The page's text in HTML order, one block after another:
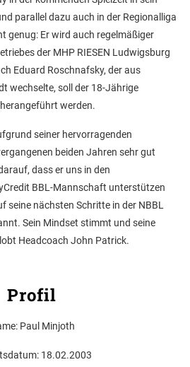
parallel dazu auch in der Regionalliga
genug: Er wird auch regelmäßiger
der MHP RIESEN Ludwigsburg
Eduard Roschnafsky, der aus
wechselte, soll der 18-Jährige
werden.
seiner hervorragenden
beiden Jahren sehr gut
dass er uns in den
BBL-Mannschaft unterstützen
seine nächsten Schritte in der NBBL
Sein Mindset stimmt und seine
Headcoach John Patrick.
Profil
Paul Minjoth
18.02.2003